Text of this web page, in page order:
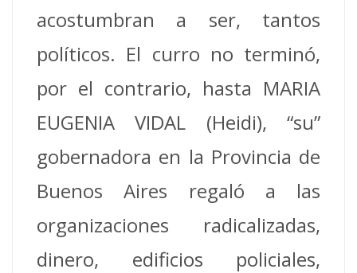
acostumbran a ser, tantos
políticos. El curro no terminó,
por el contrario, hasta MARIA
EUGENIA VIDAL (Heidi), “su”
gobernadora en la Provincia de
Buenos Aires regaló a las
organizaciones radicalizadas,
dinero, edificios policiales,